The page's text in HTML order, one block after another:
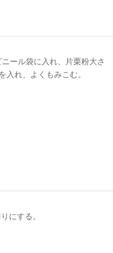
ール袋に入れ、片栗粉大さ
入れ、よくもみこむ。
にする。